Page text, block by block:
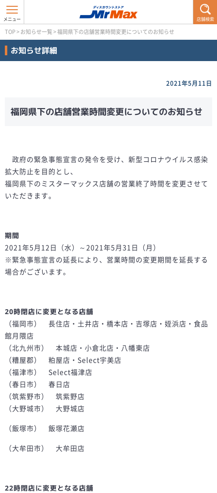
店舗検索
TOP>お知らせ一覧>福岡県下の店舗営業時間変更についてのお知らせ
お知らせ詳細
2021年5月11日
福岡県下の店舗営業時間変更についてのお知らせ
政府の緊急事態宣言の発令を受け、新型コロナウイルス感染
拡大防止を目的とし、
福岡県下のミスターマックス店舗の営業終了時間を変更させて
いただきます。
期間
2021年5月12日（水）～2021年5月31日（月）
※緊急事態宣言の延長により、営業時間の変更期間を延長する
場合がございます。
20時閉店に変更となる店舗
（福岡市） 長住店・土井店・橋本店・吉塚店・姪浜店・食品
館月隈店
（北九州市） 本城店・小倉北店・八幡東店
（糟屋郡） 粕屋店・Select宇美店
（福津市） Select福津店
（春日市） 春日店
（筑紫野市） 筑紫野店
（大野城市） 大野城店
（飯塚市） 飯塚花瀬店
（大牟田市） 大牟田店
22時閉店に変更となる店舗